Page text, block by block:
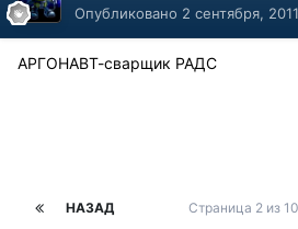
Опубликовано 2 сентября, 2011
АРГОНАВТ-сварщик РАДС
НАЗАД Страница 2 из 10